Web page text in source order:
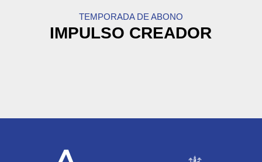
TEMPORADA DE ABONO
IMPULSO CREADOR